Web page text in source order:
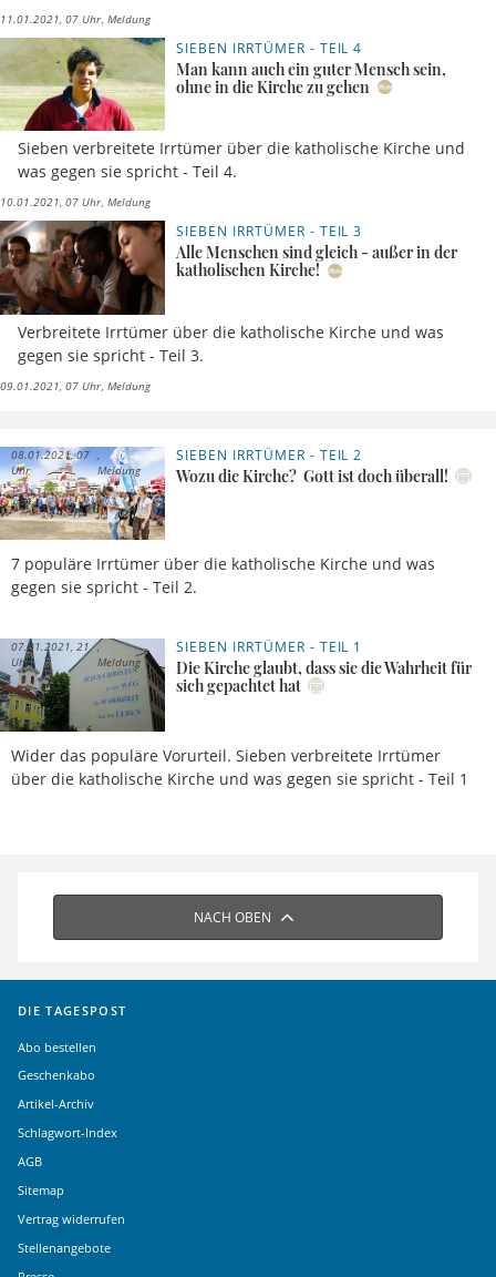
11.01.2021, 07 Uhr Meldung
SIEBEN IRRTÜMER - TEIL 4
Man kann auch ein guter Mensch sein,
ohne in die Kirche zu gehen
Sieben verbreitete Irrtümer über die katholische Kirche und
was gegen sie spricht - Teil 4.
10.01.2021, 07 Uhr Meldung
SIEBEN IRRTÜMER - TEIL 3
Alle Menschen sind gleich - außer in der
katholischen Kirche!
Verbreitete Irrtümer über die katholische Kirche und was
gegen sie spricht - Teil 3.
09.01.2021, 07 Uhr Meldung
SIEBEN IRRTÜMER - TEIL 2
Wozu die Kirche? Gott ist doch überall!
7 populäre Irrtümer über die katholische Kirche und was
gegen sie spricht - Teil 2.
08.01.2021, 07
Uhr
Meldung
SIEBEN IRRTÜMER - TEIL 1
Die Kirche glaubt, dass sie die Wahrheit für
sich gepachtet hat
Wider das populäre Vorurteil. Sieben verbreitete Irrtümer
über die katholische Kirche und was gegen sie spricht - Teil 1
07.01.2021, 21
Uhr
Meldung
NACH OBEN
DIE TAGESPOST
Abo bestellen
Geschenkabo
Artikel-Archiv
Schlagwort-Index
AGB
Sitemap
Vertrag widerrufen
Stellenangebote